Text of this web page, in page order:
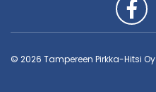
© 2026 Tampereen Pirkka-Hitsi Oy